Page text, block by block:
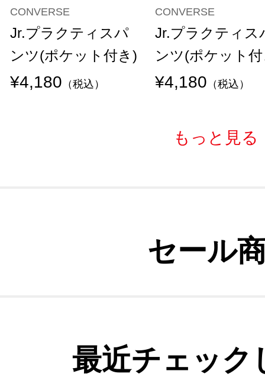
CONVERSE
Jr.プラクティスパ
ンツ(ポケット付き)
¥4,180 （税込）
CONVERSE
Jr.プラクティス
ンツ(ポケット
¥4,180 （税込）
もっと見る
セール
最近チェック